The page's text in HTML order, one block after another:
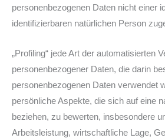
personenbezogenen Daten nicht einer
identifizierbaren natürlichen Person
„Profiling“ jede Art der automatisierten
personenbezogener Daten, die darin
personenbezogenen Daten verwendet
persönliche Aspekte, die sich auf eine
beziehen, zu bewerten, insbesondere
Arbeitsleistung, wirtschaftliche Lage,